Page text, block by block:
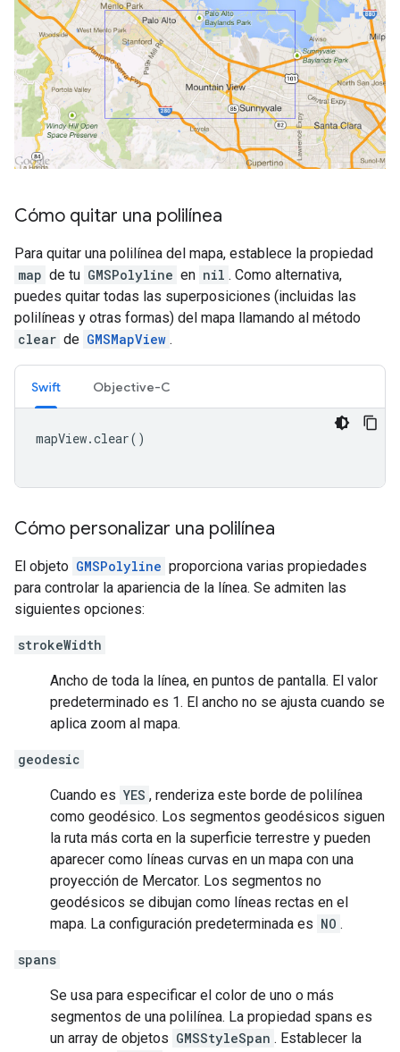
Cómo quitar una polilínea
Para quitar una polilínea del mapa, establece la propiedad
map de tu GMSPolyline en nil . Como alternativa,
puedes quitar todas las superposiciones (incluidas las
polilíneas y otras formas) del mapa llamando al método
clear de GMSMapView .
Swift Objective-C
mapView.clear()
Cómo personalizar una polilínea
El objeto GMSPolyline proporciona varias propiedades
para controlar la apariencia de la línea. Se admiten las
siguientes opciones:
strokeWidth
Ancho de toda la línea, en puntos de pantalla. El valor
predeterminado es 1. El ancho no se ajusta cuando se
aplica zoom al mapa.
geodesic
Cuando es YES , renderiza este borde de polilínea
como geodésico. Los segmentos geodésicos siguen
la ruta más corta en la superficie terrestre y pueden
aparecer como líneas curvas en un mapa con una
proyección de Mercator. Los segmentos no
geodésicos se dibujan como líneas rectas en el
mapa. La configuración predeterminada es NO .
spans
Se usa para especificar el color de uno o más
segmentos de una polilínea. La propiedad spans es
un array de objetos GMSStyleSpan . Establecer la